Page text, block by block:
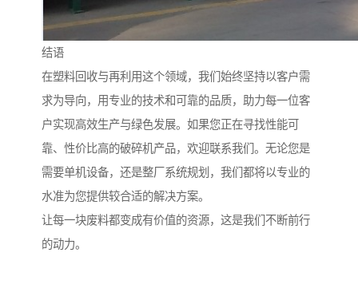
结语
在塑料回收与再利用这个领域，我们始终坚持以客户需
求为导向，用专业的技术和可靠的品质，助力每一位客
户实现高效生产与绿色发展。如果您正在寻找性能可
靠、性价比高的破碎机产品，欢迎联系我们。无论您是
需要单机设备，还是整厂系统规划，我们都将以专业的
水准为您提供较合适的解决方案。
让每一块废料都变成有价值的资源，这是我们不断前行
的动力。